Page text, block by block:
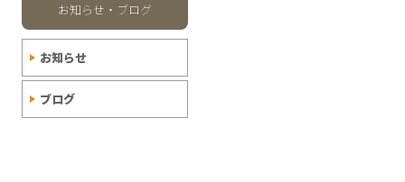
お知らせ・ブログ
お知らせ
ブログ